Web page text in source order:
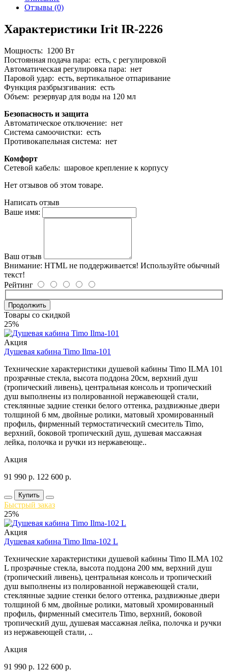
Отзывы (0)
Характеристики Irit IR-2226
Мощность: 1200 Вт
Постоянная подача пара: есть, с регулировкой
Автоматическая регулировка пара: нет
Паровой удар: есть, вертикальное отпаривание
Функция разбрызгивания: есть
Объем: резервуар для воды на 120 мл
Безопасность и защита
Автоматическое отключение: нет
Система самоочистки: есть
Противокапельная система: нет
Комфорт
Сетевой кабель: шаровое крепление к корпусу
Нет отзывов об этом товаре.
Написать отзыв
Ваше имя:
Ваш отзыв
Внимание: HTML не поддерживается! Используйте обычный
текст!
Рейтинг
Продолжить
Товары со скидкой
25%
Акция
Душевая кабина Timo Ilma-101
Технические характеристики душевой кабины Timo ILMA 101
прозрачные стекла, высота поддона 20см, верхний душ
(тропический ливень), центральная консоль и тропический
душ выполнены из полированной нержавеющей стали,
стеклянные задние стенки белого оттенка, раздвижные двери
толщиной 6 мм, двойные ролики, матовый хромированный
профиль, фирменный термостатический смеситель Timo,
верхний, боковой тропический душ, душевая массажная
лейка, полочка и ручки из нержавеюще..
Акция
91 990 р. 122 600 р.
Купить
Быстрый заказ
25%
Акция
Душевая кабина Timo Ilma-102 L
Технические характеристики душевой кабины Timo ILMA 102
L прозрачные стекла, высота поддона 200 мм, верхний душ
(тропический ливень), центральная консоль и тропический
душ выполнены из полированной нержавеющей стали,
стеклянные задние стенки белого оттенка, раздвижные двери
толщиной 6 мм, двойные ролики, матовый хромированный
профиль, фирменный смеситель Timo, верхний, боковой
тропический душ, душевая массажная лейка, полочка и ручки
из нержавеющей стали, ..
Акция
91 990 р. 122 600 р.